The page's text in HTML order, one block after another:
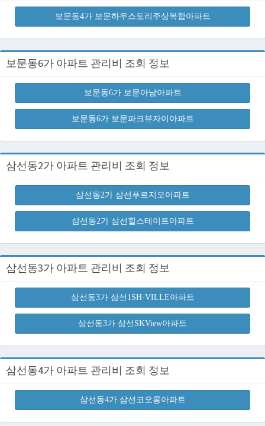
보문동4가 보문하우스토리주상복합아파트
보문동6가 아파트 관리비 조회 정보
보문동6가 보문아남아파트
보문동6가 보문파크뷰자이아파트
삼선동2가 아파트 관리비 조회 정보
삼선동2가 삼선푸르지오아파트
삼선동2가 삼선힐스테이트아파트
삼선동3가 아파트 관리비 조회 정보
삼선동3가 삼선1SH-VILLE아파트
삼선동3가 삼선SKView아파트
삼선동4가 아파트 관리비 조회 정보
삼선동4가 삼선코오롱아파트